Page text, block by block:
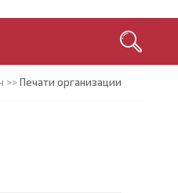
>>Печати организации